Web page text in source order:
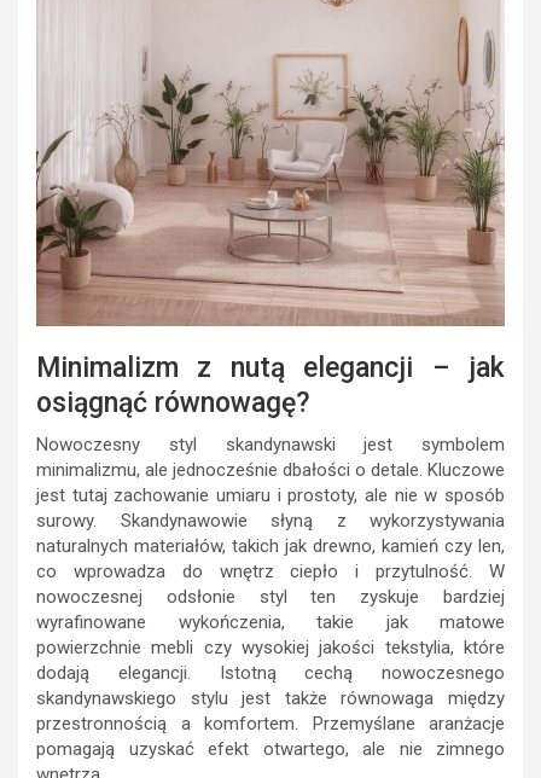
Minimalizm z nutą elegancji – jak
osiągnąć równowagę?
Nowoczesny styl skandynawski jest symbolem
minimalizmu, ale jednocześnie dbałości o detale. Kluczowe
jest tutaj zachowanie umiaru i prostoty, ale nie w sposób
surowy. Skandynawowie słyną z wykorzystywania
naturalnych materiałów, takich jak drewno, kamień czy len,
co wprowadza do wnętrz ciepło i przytulność. W
nowoczesnej odsłonie styl ten zyskuje bardziej
wyrafinowane wykończenia, takie jak matowe
powierzchnie mebli czy wysokiej jakości tekstylia, które
dodają elegancji. Istotną cechą nowoczesnego
skandynawskiego stylu jest także równowaga między
przestronnością a komfortem. Przemyślane aranżacje
pomagają uzyskać efekt otwartego, ale nie zimnego